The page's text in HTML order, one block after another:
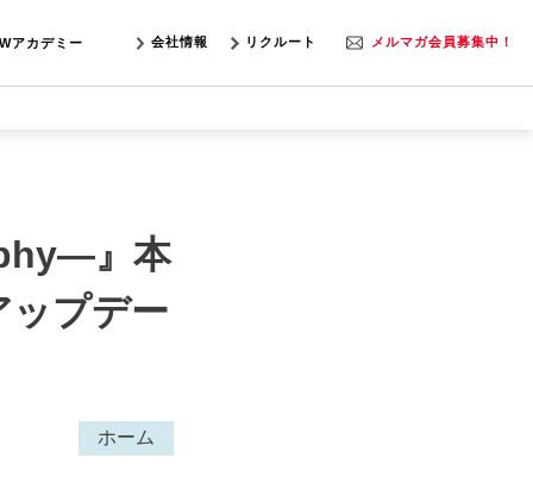
アカデミー 会社情報 リクルート メルマガ会員募集中！
』本
ップデー
ホーム